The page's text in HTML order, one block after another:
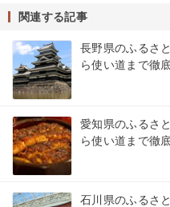
関連する記事
長野県のふるさ
ら使い道まで徹
愛知県のふるさ
ら使い道まで徹
石川県のふるさ